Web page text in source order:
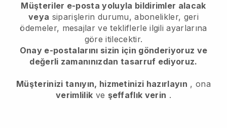
Müşteriler e-posta yoluyla bildirimler alacak
veya siparişlerin durumu, abonelikler, geri
ödemeler, mesajlar ve tekliflerle ilgili ayarlarına
göre itilecektir.
Onay e-postalarını sizin için gönderiyoruz ve
değerli zamanınızdan tasarruf ediyoruz.
Müşterinizi tanıyın, hizmetinizi hazırlayın , ona
verimlilik ve şeffaflık verin .